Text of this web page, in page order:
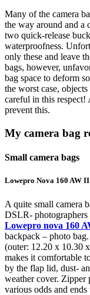
Many of the camera
the way around and a
two quick-release
waterproofness.
only these and leave
bags, however,
bag space to deform
the worst case,
careful in this respect!
prevent this.
My camera bag
Small camera bags
Lowepro Nova 160 AW
A quite small camera
DSLR-
Lowepro nova 160
backpack – photo
(outer: 12.20 x 10.30
makes it comfortable
by the flap lid, dust-
weather cover. Zipper
various odds and